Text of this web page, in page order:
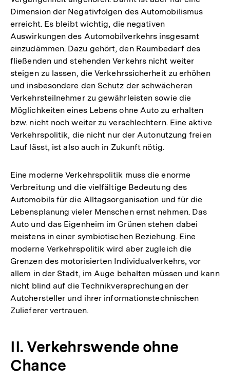
Dimension der Negativfolgen des Automobilismus
erreicht. Es bleibt wichtig, die negativen
Auswirkungen des Automobilverkehrs insgesamt
einzudämmen. Dazu gehört, den Raumbedarf des
fließenden und stehenden Verkehrs nicht weiter
steigen zu lassen, die Verkehrssicherheit zu erhöhen
und insbesondere den Schutz der schwächeren
Verkehrsteilnehmer zu gewährleisten sowie die
Möglichkeiten eines Lebens ohne Auto zu erhalten
bzw. nicht noch weiter zu verschlechtern. Eine aktive
Verkehrspolitik, die nicht nur der Autonutzung freien
Lauf lässt, ist also auch in Zukunft nötig.
Eine moderne Verkehrspolitik muss die enorme
Verbreitung und die vielfältige Bedeutung des
Automobils für die Alltagsorganisation und für die
Lebensplanung vieler Menschen ernst nehmen. Das
Auto und das Eigenheim im Grünen stehen dabei
meistens in einer symbiotischen Beziehung. Eine
moderne Verkehrspolitik wird aber zugleich die
Grenzen des motorisierten Individualverkehrs, vor
allem in der Stadt, im Auge behalten müssen und kann
nicht blind auf die Technikversprechungen der
Autohersteller und ihrer informationstechnischen
Zulieferer vertrauen.
II. Verkehrswende ohne
Chance